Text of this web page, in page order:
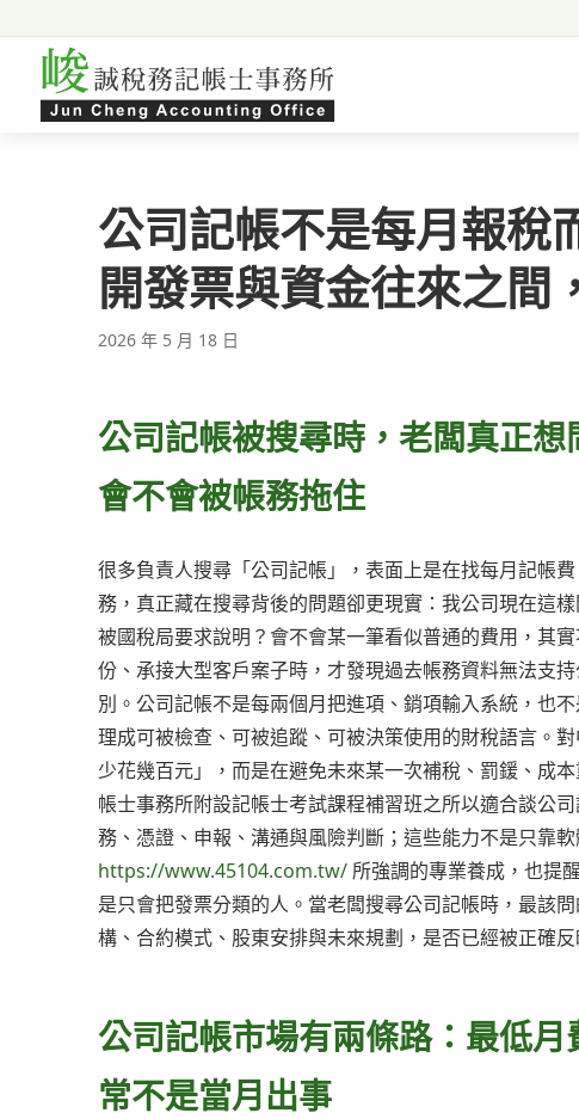
公司記帳不是每月報稅
開發票與資金往來之間
2026 年 5 月 18 日
公司記帳被搜尋時，老闆真正
會不會被帳務拖住
很多負責人搜尋「公司記帳」，表面上是在找每月記帳
務，真正藏在搜尋背後的問題卻更現實：我公司現在這
被國稅局要求說明？會不會某一筆看似普通的費用，其
份、承接大型客戶案子時，才發現過去帳務資料無法支
別。公司記帳不是每兩個月把進項、銷項輸入系統，也
理成可被檢查、可被追蹤、可被決策使用的財稅語言。
少花幾百元」，而是在避免未來某一次補稅、罰鍰、成
帳士事務所附設記帳士考試課程補習班之所以適合談公
務、憑證、申報、溝通與風險判斷；這些能力不是只靠
https://www.45104.com.tw/ 所強調的專業養成，也提
是只會把發票分類的人。當老闆搜尋公司記帳時，最該
構、合約模式、股東安排與未來規劃，是否已經被正確
公司記帳市場有兩條路：最低
常不是當月出事